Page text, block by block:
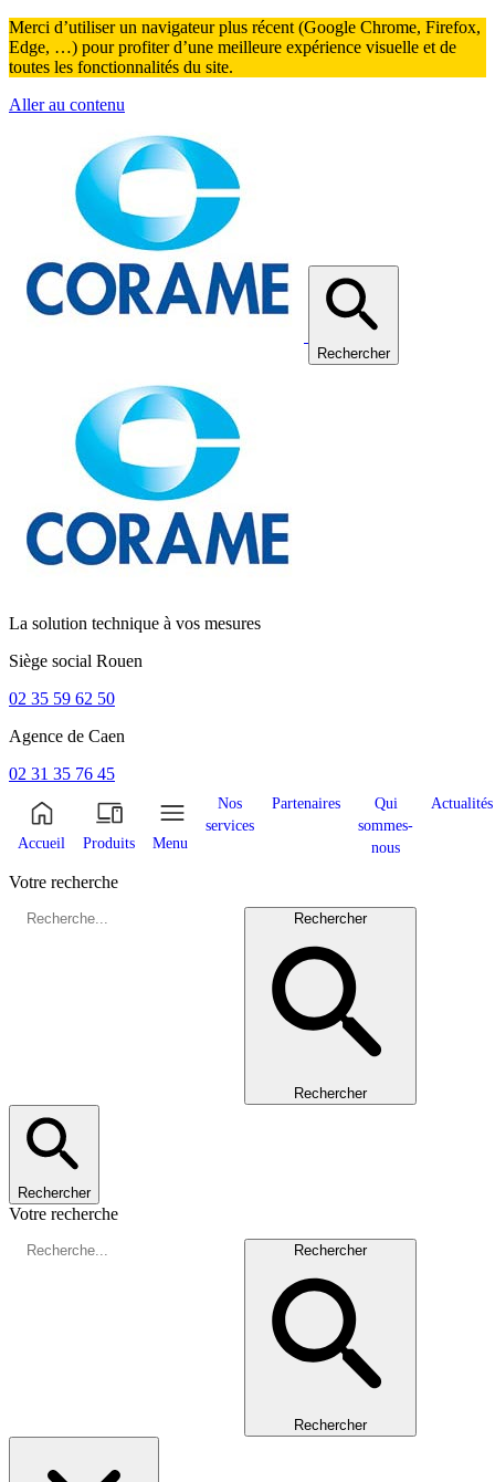
Merci d’utiliser un navigateur plus récent (Google Chrome, Firefox,
Edge, …) pour profiter d’une meilleure expérience visuelle et de
toutes les fonctionnalités du site.
Aller au contenu
Rechercher
La solution technique à vos mesures
Siège social Rouen
02 35 59 62 50
Agence de Caen
02 31 35 76 45
Accueil Produits Menu
Nos
services
Partenaires
Qui
sommes-
nous
Actualités
Votre recherche
Rechercher
Rechercher
Rechercher
Votre recherche
Rechercher
Rechercher